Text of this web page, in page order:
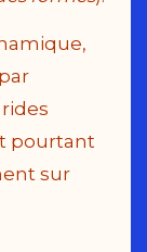
pourtant
sur